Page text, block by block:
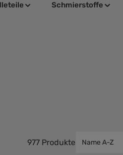
Schmierstoffe
977 Produkte